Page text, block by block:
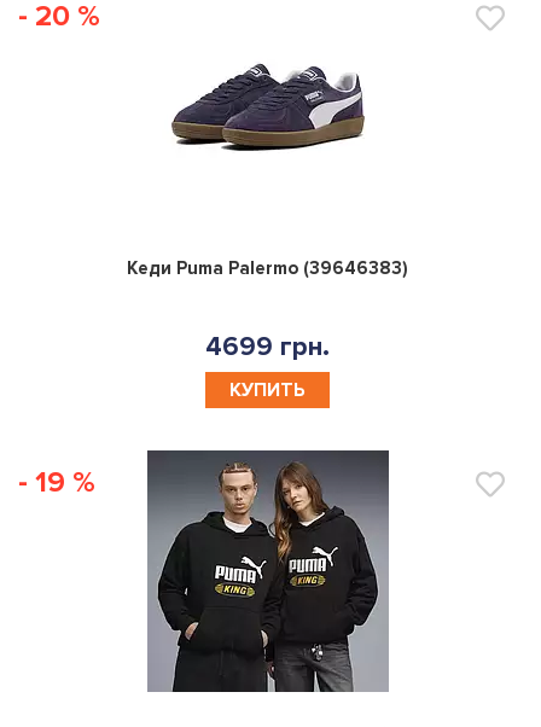
- 20 %
0
Кеди Puma Palermo (39646383)
4699 грн.
КУПИТЬ
- 19 %